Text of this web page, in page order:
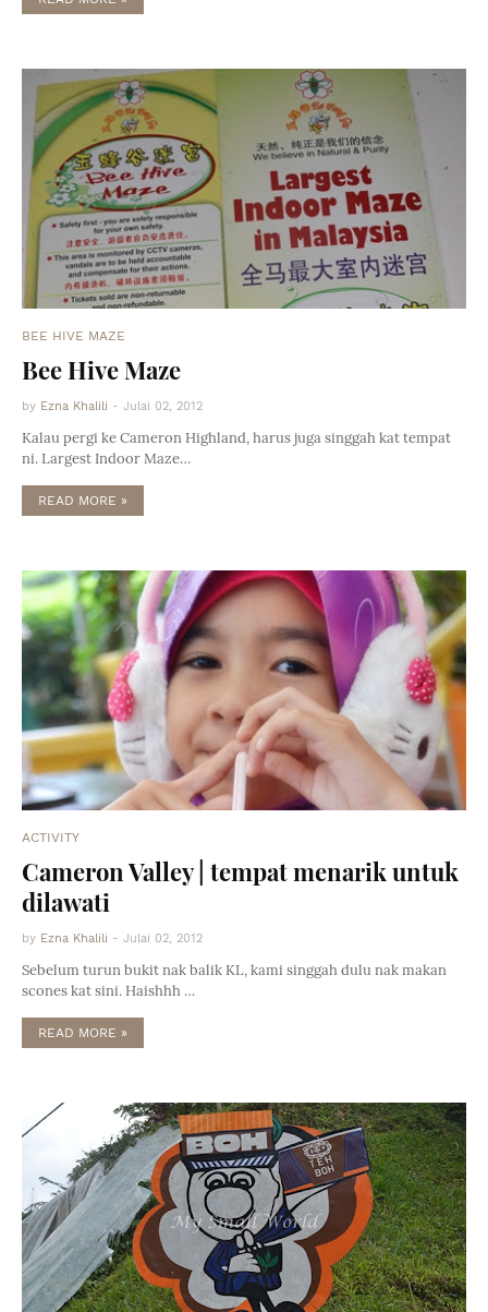
BEE HIVE MAZE
Bee Hive Maze
by Ezna Khalili - Julai 02, 2012
Kalau pergi ke Cameron Highland, harus juga singgah kat tempat
ni. Largest Indoor Maze…
READ MORE »
ACTIVITY
Cameron Valley | tempat menarik untuk
dilawati
by Ezna Khalili - Julai 02, 2012
Sebelum turun bukit nak balik KL, kami singgah dulu nak makan
scones kat sini. Haishhh …
READ MORE »